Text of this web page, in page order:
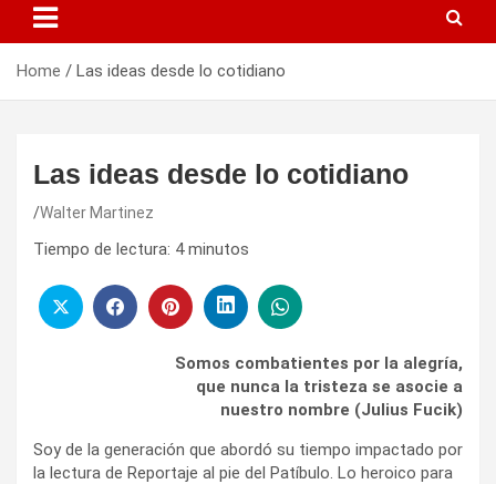
Home Las ideas desde lo cotidiano
Las ideas desde lo cotidiano
Walter Martinez
Tiempo de lectura: 4 minutos
Somos combatientes por la alegría,
que nunca la tristeza se asocie a
nuestro nombre (Julius Fucik)
Soy de la generación que abordó su tiempo impactado por
la lectura de Reportaje al pie del Patíbulo. Lo heroico para